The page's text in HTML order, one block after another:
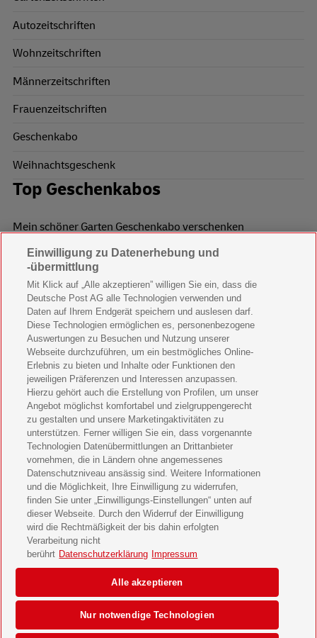
Autozeitschriften
Wohnzeitschriften
Männerzeitschriften
Frauenzeitschriften
Geschenkabo
Weihnachtsgeschenk
Top Geschenkabos
Mein schöner Garten Geschenkabo verschenken
Wohnen & Garten Geschenkabo verschenken
Mein schönes Land Geschenkabo verschenken
Bild der Frau Geschenkabo verschenken
11 Freunde Geschenkabo verschenken
LEGO Ninjago Magazin Geschenkabo verschenken
Brigitte Geschenkabo verschenken
GEOlino Geschenkabo verschenken
Stern Crime Geschenkabo verschenken
Welt der Wunder Geschenkabo verschenken
GEO Geschenkabo verschenken
Datenschutz & Cookies
Einwilligungs-Einstellungen
Barrierefreiheit
Einwilligung zu Datenerhebung und
-übermittlung
Mit Klick auf „Alle akzeptieren” willigen Sie ein, dass die
Deutsche Post AG alle Technologien verwenden und
Daten auf Ihrem Endgerät speichern und auslesen darf.
Diese Technologien ermöglichen es, personenbezogene
Auswertungen zu Besuchen und Nutzung unserer
Webseite durchzuführen, um ein bestmögliches Online-
Erlebnis zu bieten und Inhalte oder Funktionen den
jeweiligen Präferenzen und Interessen anzupassen.
Hierzu gehört auch die Erstellung von Profilen, um unser
Angebot möglichst komfortabel und zielgruppengerecht
zu gestalten und unsere Marketingaktivitäten zu
unterstützen. Ferner willigen Sie ein, dass vorgenannte
Technologien Datenübermittlungen an Drittanbieter
vornehmen, die in Ländern ohne angemessenes
Datenschutzniveau ansässig sind. Weitere Informationen
und die Möglichkeit, Ihre Einwilligung zu widerrufen,
finden Sie unter „Einwilligungs-Einstellungen“ unten auf
dieser Webseite. Durch den Widerruf der Einwilligung
wird die Rechtmäßigkeit der bis dahin erfolgten
Verarbeitung nicht
berührt Datenschutzerklärung Impressum
Nur notwendige Technologien
Alle akzeptieren